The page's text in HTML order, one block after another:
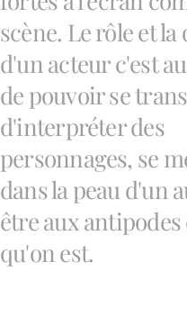
scène. Le rôle et la
d'un acteur c'est
de pouvoir se
d'interpréter des
personnages, se
dans la peau d'un
être aux antipodes
qu'on est.